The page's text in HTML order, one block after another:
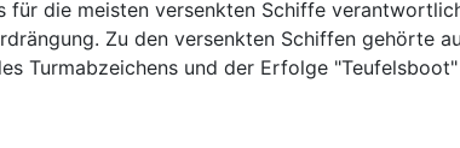
die meisten versenkten Schiffe
Zu den versenkten Schiffen gehörte
Turmabzeichens und der Erfolge